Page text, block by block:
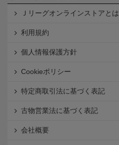
Ｊリーグオンラインストアとは
利用規約
個人情報保護方針
Cookieポリシー
特定商取引法に基づく表記
古物営業法に基づく表記
会社概要